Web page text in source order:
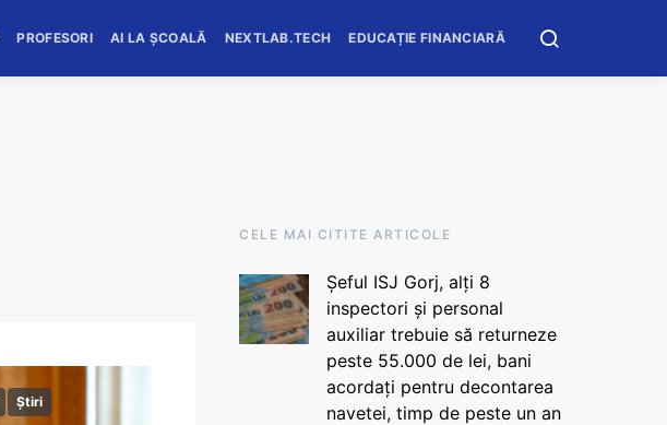
PROFESORI AI LA ȘCOALĂ NEXTLAB.TECH EDUCAȚIE FINANCIARĂ
Știri
CELE MAI CITITE ARTICOLE
Șeful ISJ Gorj, alți 8
inspectori și personal
auxiliar trebuie să returneze
peste 55.000 de lei, bani
acordați pentru decontarea
navetei, timp de peste un an